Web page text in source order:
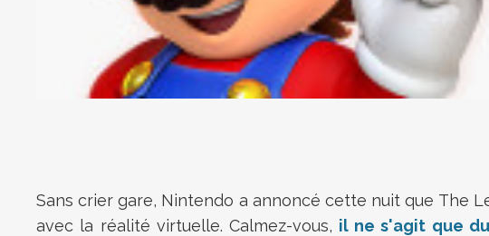
Sans crier gare, Nintendo a annoncé cette nuit que The
avec la réalité virtuelle. Calmez-vous, il ne s'agit que